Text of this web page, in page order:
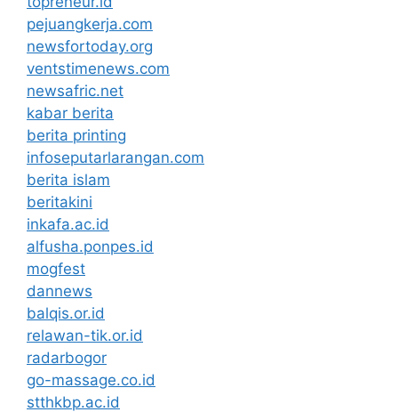
pejuangkerja.com
newsfortoday.org
ventstimenews.com
newsafric.net
kabar berita
berita printing
infoseputarlarangan.com
berita islam
beritakini
inkafa.ac.id
alfusha.ponpes.id
mogfest
dannews
balqis.or.id
relawan-tik.or.id
radarbogor
go-massage.co.id
stthkbp.ac.id